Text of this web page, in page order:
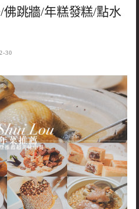
跳牆/年糕發糕/點水
30